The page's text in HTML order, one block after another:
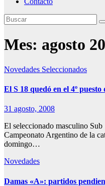
Mes: agosto
Novedades Seleccionados
El S 18 quedó en el 4º
31 agosto, 2008
El seleccionado masculino
Campeonato Argentino de la
domingo…
Novedades
Damas «A»: partidos